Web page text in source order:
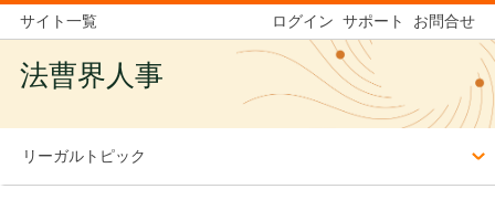
サイト一覧 ログイン サポート お問合せ
法曹界人事
リーガルトピック